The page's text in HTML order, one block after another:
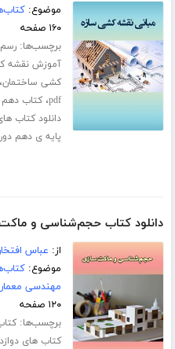
موضوع:
۱۶۰ صفحه
برچسب‌ها:
آموزش نقشه
کشی ساختمان
pdf،کتاب دهم
دانلود کتاب
پایه ی دهم
دانلود کتاب حجم‌شناسی و
از: عباس
موضوع:
مهندسی
۱۲۰ صفحه
برچسب‌ها:
کتاب های